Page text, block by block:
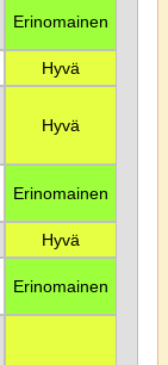
Erinomainen
Hyvä
Hyvä
Erinomainen
Hyvä
Erinomainen